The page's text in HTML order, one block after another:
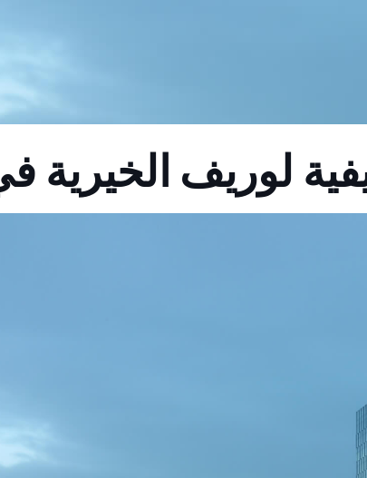
لوريف الخيرية